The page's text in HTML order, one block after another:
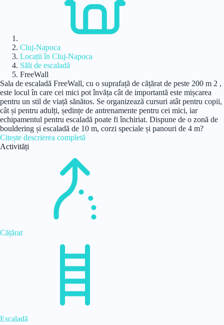
Cluj-Napoca
Locații în Cluj-Napoca
Săli de escaladă
FreeWall
Sala de escaladă FreeWall, cu o suprafață de cățărat de peste 200 m 2 ,
este locul în care cei mici pot învăța cât de importantă este mișcarea
pentru un stil de viață sănătos. Se organizează cursuri atât pentru copii,
cât și pentru adulți, ședințe de antrenamente pentru cei mici, iar
echipamentul pentru escaladă poate fi închiriat. Dispune de o zonă de
bouldering și escaladă de 10 m, corzi speciale și panouri de 4 m?
Citește descrierea completă
Activități
Cățărat
Escaladă